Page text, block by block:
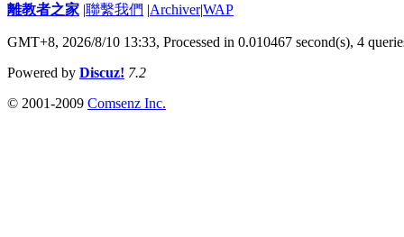
離教者之家 |聯繫我們 |Archiver|WAP
GMT+8, 2026/8/10 13:33, Processed in 0.010467 second(s), 4
Powered by Discuz! 7.2
© 2001-2009 Comsenz Inc.